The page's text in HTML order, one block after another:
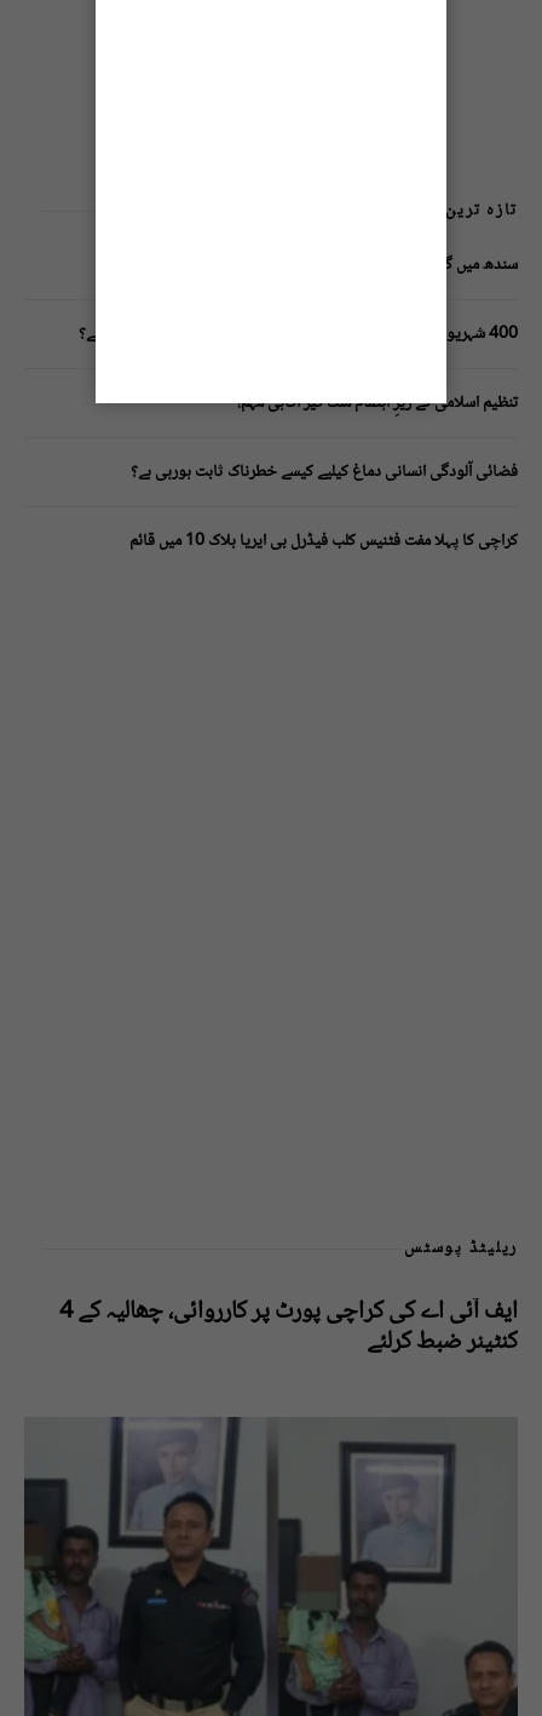
تازہ ترین پوسٹس
سندھ میں گاڑیوں کی انشورنس لازمی قرار
400 شہریوں کیلئے ایک پولیس اہلکار لازمی، کراچی میں صورتحال کیا ہے؟
تنظیم اسلامی کے زیرِ اہتمام ملک گیر آگاہی مہم!
فضائی آلودگی انسانی دماغ کیلیے کیسے خطرناک ثابت ہورہی ہے؟
کراچی کا پہلا مفت فٹنیس کلب فیڈرل بی ایریا بلاک 10 میں قائم
ریلیٹڈ پوسٹس
ایف آئی اے کی کراچی پورٹ پر کارروائی، چھالیہ کے 4
کنٹینر ضبط کرلئے